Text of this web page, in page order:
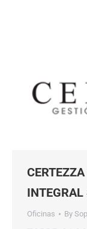
INTEGRAL
Oficinas By